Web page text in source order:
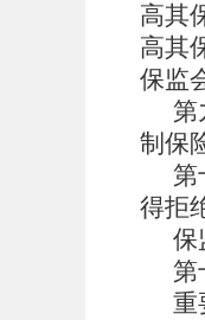
高其
高其
保监
制保
得拒
保
重